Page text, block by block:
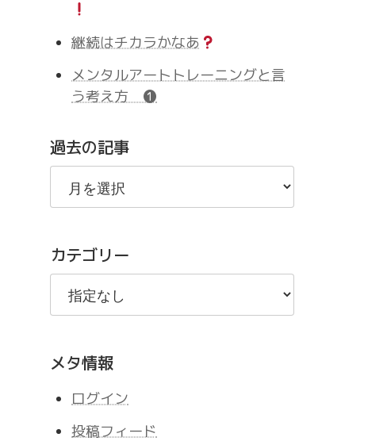
継続はチカラかなあ
メンタルアートトレーニングと言
う考え方 ❶
過去の記事
過
の
事
カテゴリー
メタ情報
ログイン
投稿フィード